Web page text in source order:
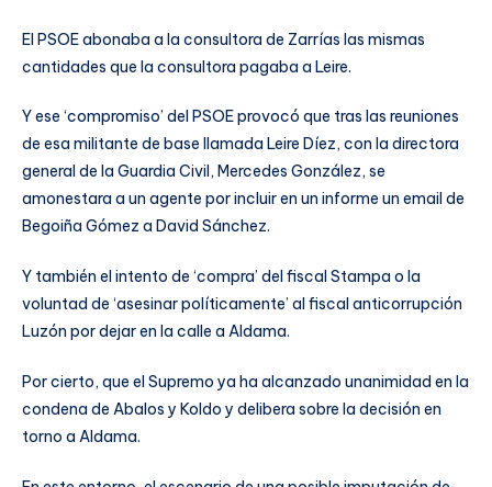
El PSOE abonaba a la consultora de Zarrías las mismas
cantidades que la consultora pagaba a Leire.
Y ese ‘compromiso’ del PSOE provocó que tras las reuniones
de esa militante de base llamada Leire Díez, con la directora
general de la Guardia Civil, Mercedes González, se
amonestara a un agente por incluir en un informe un email de
Begoiña Gómez a David Sánchez.
Y también el intento de ‘compra’ del fiscal Stampa o la
voluntad de ‘asesinar políticamente’ al fiscal anticorrupción
Luzón por dejar en la calle a Aldama.
Por cierto, que el Supremo ya ha alcanzado unanimidad en la
condena de Abalos y Koldo y delibera sobre la decisión en
torno a Aldama.